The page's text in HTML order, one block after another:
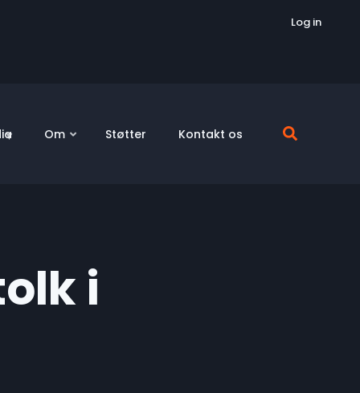
Log in
Om Støtter Kontakt os
i